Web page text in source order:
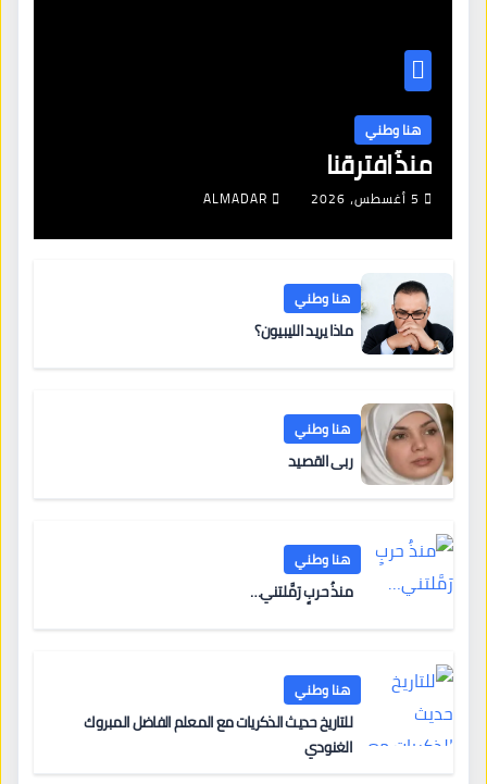
هنا وطني
منذُ افترقنا
5 أغسطس، 2026 ALMADAR
هنا وطني
ماذا يريد الليبيون؟
هنا وطني
ربى القصيد
هنا وطني
منذُ حربٍ رَمَّلتني…
هنا وطني
للتاريخ حديث الذكريات مع المعلم الفاضل المبروك
الغنودي